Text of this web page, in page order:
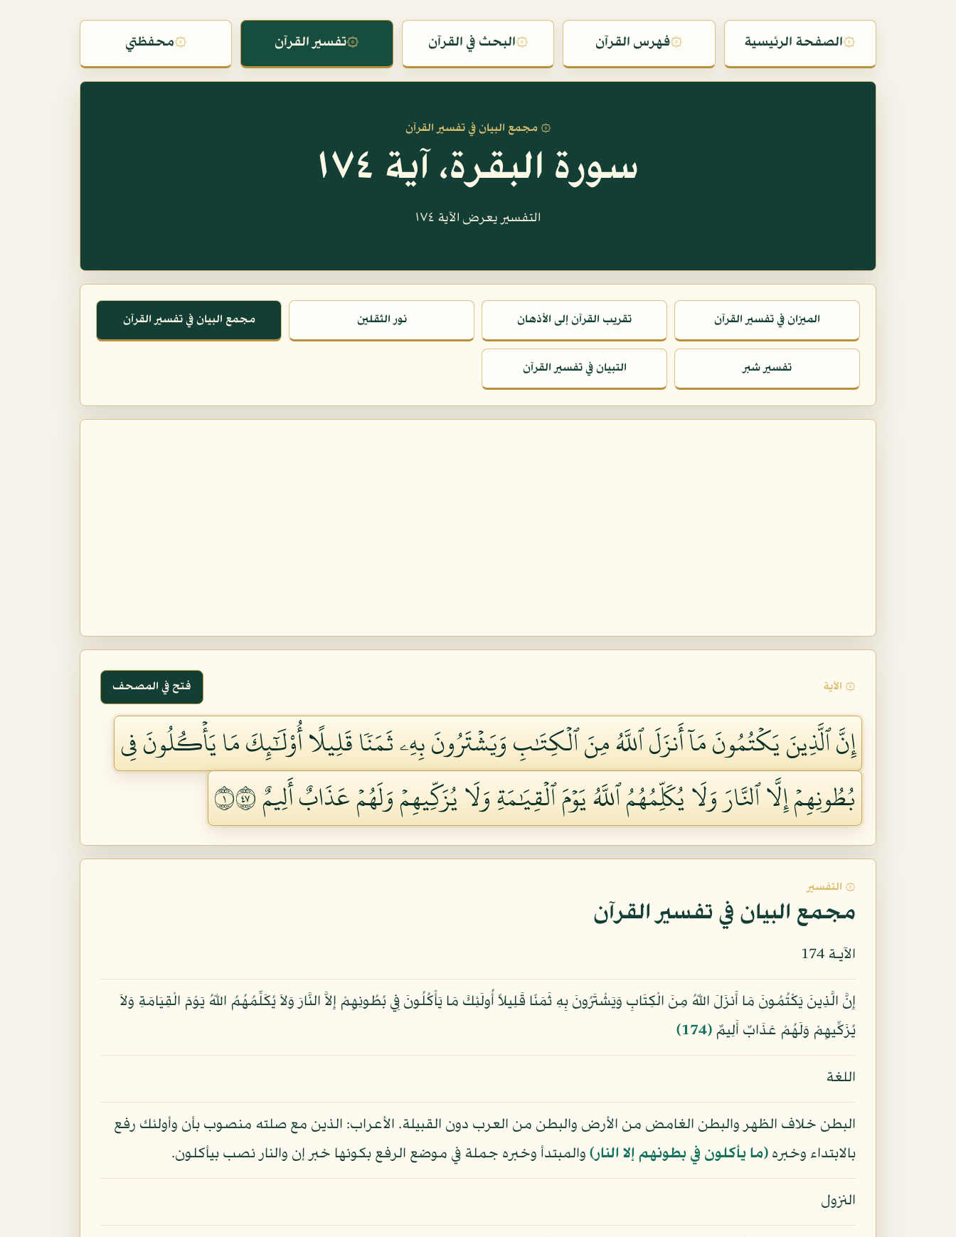
۞الصفحة الرئيسية ۞فهرس القرآن ۞البحث في القرآن ۞تفسير القرآن ۞محفظتي
۞ مجمع البيان في تفسير القرآن
سورة البقرة، آية ١٧٤
التفسير يعرض الآية ١٧٤
الميزان في تفسير القرآن تقريب القرآن إلى الأذهان نور الثقلين مجمع البيان في تفسير القرآن
تفسير شبر التبيان في تفسير القرآن
۞ الآية فتح في المصحف
إِنَّ ٱلَّذِينَ يَكۡتُمُونَ مَآ أَنزَلَ ٱللَّهُ مِنَ ٱلۡكِتَٰبِ وَيَشۡتَرُونَ بِهِۦ ثَمَنٗا قَلِيلًا أُوْلَٰٓئِكَ مَا يَأۡكُلُونَ فِي
بُطُونِهِمۡ إِلَّا ٱلنَّارَ وَلَا يُكَلِّمُهُمُ ٱللَّهُ يَوۡمَ ٱلۡقِيَٰمَةِ وَلَا يُزَكِّيهِمۡ وَلَهُمۡ عَذَابٌ أَلِيمٌ ١٧٤
۞ التفسير
مجمع البيان في تفسير القرآن
الآيـة 174
إِنَّ الَّذِينَ يَكْتُمُونَ مَا أَنزَلَ اللّهُ مِنَ الْكِتَابِ وَيَشْتَرُونَ بِهِ ثَمَنًا قَلِيلاً أُولَئِكَ مَا يَأْكُلُونَ فِي بُطُونِهِمْ إِلاَّ النَّارَ وَلاَ يُكَلِّمُهُمُ اللّهُ يَوْمَ الْقِيَامَةِ وَلاَ
يُزَكِّيهِمْ وَلَهُمْ عَذَابٌ أَلِيمٌ ﴿174﴾
اللغة
البطن خلاف الظهر والبطن الغامض من الأرض والبطن من العرب دون القبيلة. الأعراب: الذين مع صلته منصوب بأن وأولئك رفع
بالابتداء وخبره ﴿ما يأكلون في بطونهم إلا النار﴾ والمبتدأ وخبره جملة في موضع الرفع بكونها خبر إن والنار نصب بيأكلون.
النزول